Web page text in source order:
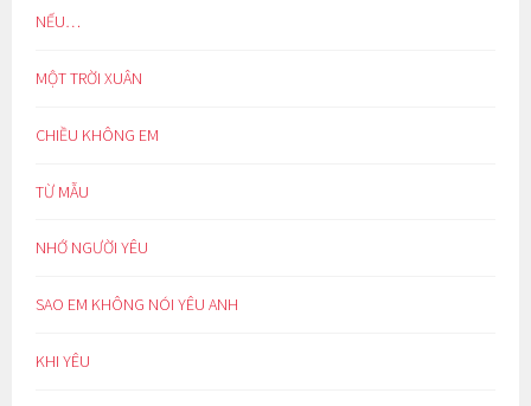
NẾU…
MỘT TRỜI XUÂN
CHIỀU KHÔNG EM
TỪ MẪU
NHỚ NGƯỜI YÊU
SAO EM KHÔNG NÓI YÊU ANH
KHI YÊU